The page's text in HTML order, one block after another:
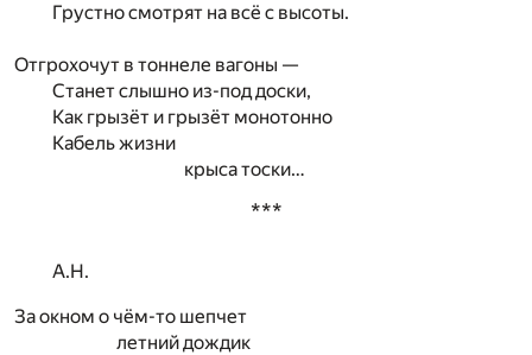
Грустно смотрят на всё с высоты.
Отгрохочут в тоннеле вагоны —
Станет слышно из-под доски,
Как грызёт и грызёт монотонно
Кабель жизни
крыса тоски…
***
А.Н.
За окном о чём-то шепчет
летний дождик